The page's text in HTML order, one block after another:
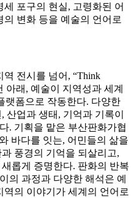
포구의 현실, 고령화된 어
변화 등을 예술의 언어로
전시를 넘어, “Think
아래, 예술이 지역성과 세계
랫폼으로 작동한다. 다양한
산업과 생태, 기억과 기록이
. 기획을 맡은 부산판화가협
바다를 잇는, 어민들의 삶을
풍경의 기억을 되살리고,
롭게 증명한다. 판화의 반복
의 과정과 다양한 해석은 예
의 이야기가 세계의 언어로